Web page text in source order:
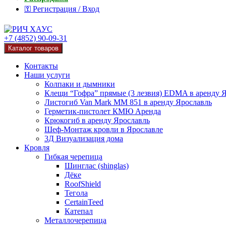
⚿ Регистрация / Вход
+7 (4852) 90-09-31
Каталог товаров
Контакты
Наши услуги
Колпаки и дымники
Клещи “Гофра” прямые (3 лезвия) EDMA в аренду
Листогиб Van Mark MM 851 в аренду Ярославль
Герметик-пистолет КМЮ Аренда
Крюкогиб в аренду Ярославль
Шеф-Монтаж кровли в Ярославле
3Д Визуализация дома
Кровля
Гибкая черепица
Шинглас (shinglas)
Дёке
RoofShield
Тегола
CertainTeed
Катепал
Металлочерепица